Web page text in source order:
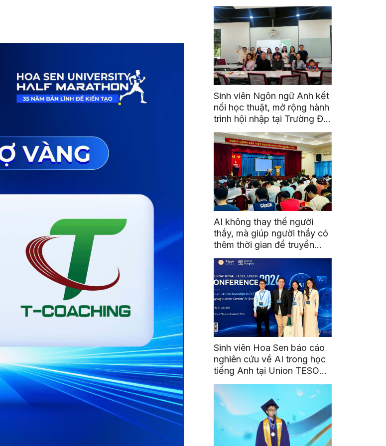
thế giới thôi”
Sinh viên Ngôn ngữ Anh kết
nối học thuật, mở rộng hành
trình hội nhập tại Trường Đại
học Quốc gia Malaysia
AI không thay thế người
thầy, mà giúp người thầy có
thêm thời gian để truyền
cảm hứng
Sinh viên Hoa Sen báo cáo
nghiên cứu về AI trong học
tiếng Anh tại Union TESOL
2026 ở Singapore